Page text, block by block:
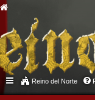
Reino del Norte